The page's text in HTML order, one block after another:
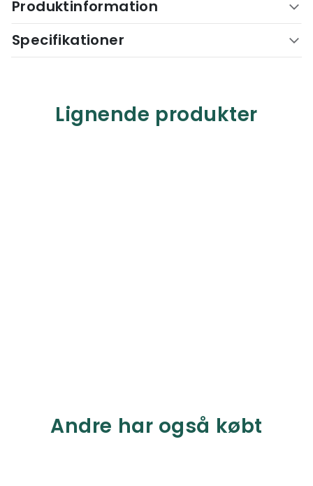
Produktinformation
Specifikationer
Lignende produkter
Andre har også købt